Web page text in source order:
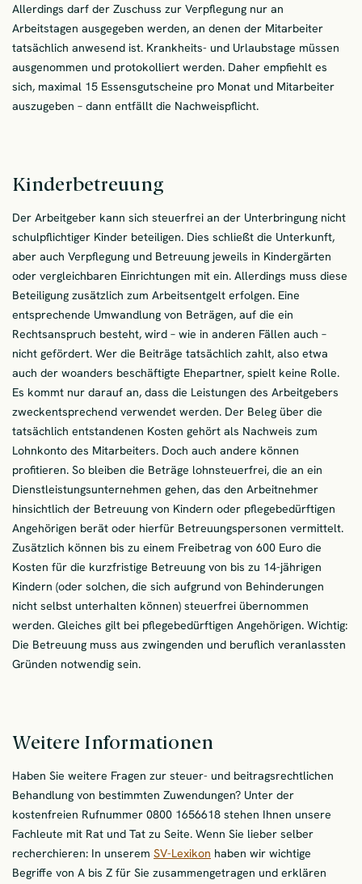
Allerdings darf der Zuschuss zur Verpflegung nur an
Arbeitstagen ausgegeben werden, an denen der Mitarbeiter
tatsächlich anwesend ist. Krankheits- und Urlaubstage müssen
ausgenommen und protokolliert werden. Daher empfiehlt es
sich, maximal 15 Essensgutscheine pro Monat und Mitarbeiter
auszugeben – dann entfällt die Nachweispflicht.
Kinderbetreuung
Der Arbeitgeber kann sich steuerfrei an der Unterbringung nicht
schulpflichtiger Kinder beteiligen. Dies schließt die Unterkunft,
aber auch Verpflegung und Betreuung jeweils in Kindergärten
oder vergleichbaren Einrichtungen mit ein. Allerdings muss diese
Beteiligung zusätzlich zum Arbeitsentgelt erfolgen. Eine
entsprechende Umwandlung von Beträgen, auf die ein
Rechtsanspruch besteht, wird – wie in anderen Fällen auch –
nicht gefördert. Wer die Beiträge tatsächlich zahlt, also etwa
auch der woanders beschäftigte Ehepartner, spielt keine Rolle.
Es kommt nur darauf an, dass die Leistungen des Arbeitgebers
zweckentsprechend verwendet werden. Der Beleg über die
tatsächlich entstandenen Kosten gehört als Nachweis zum
Lohnkonto des Mitarbeiters. Doch auch andere können
profitieren. So bleiben die Beträge lohnsteuerfrei, die an ein
Dienstleistungsunternehmen gehen, das den Arbeitnehmer
hinsichtlich der Betreuung von Kindern oder pflegebedürftigen
Angehörigen berät oder hierfür Betreuungspersonen vermittelt.
Zusätzlich können bis zu einem Freibetrag von 600 Euro die
Kosten für die kurzfristige Betreuung von bis zu 14-jährigen
Kindern (oder solchen, die sich aufgrund von Behinderungen
nicht selbst unterhalten können) steuerfrei übernommen
werden. Gleiches gilt bei pflegebedürftigen Angehörigen. Wichtig:
Die Betreuung muss aus zwingenden und beruflich veranlassten
Gründen notwendig sein.
Weitere Informationen
Haben Sie weitere Fragen zur steuer- und beitragsrechtlichen
Behandlung von bestimmten Zuwendungen? Unter der
kostenfreien Rufnummer 0800 1656618 stehen Ihnen unsere
Fachleute mit Rat und Tat zu Seite. Wenn Sie lieber selber
recherchieren: In unserem SV-Lexikon haben wir wichtige
Begriffe von A bis Z für Sie zusammengetragen und erklären